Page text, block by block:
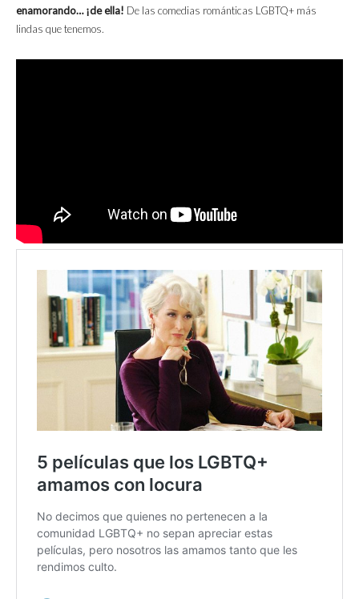
enamorando… ¡de ella! De las comedias románticas LGBTQ+ más
lindas que tenemos.